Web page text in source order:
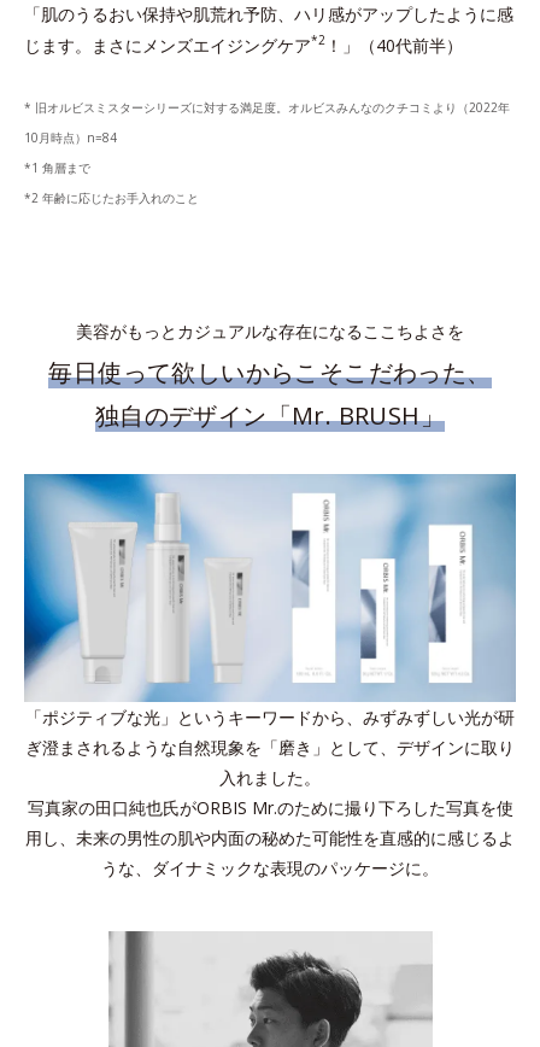
「肌のうるおい保持や肌荒れ予防、ハリ感がアップしたように感
じます。まさにメンズエイジングケア*2 ！」（40代前半）
* 旧オルビスミスターシリーズに対する満足度。オルビスみんなのクチコミより（2022年
10月時点）n=84
*1 角層まで
*2 年齢に応じたお手入れのこと
美容がもっとカジュアルな存在になるここちよさを
毎日使って欲しいからこそこだわった、
独自のデザイン「Mr. BRUSH」
「ポジティブな光」というキーワードから、みずみずしい光が研
ぎ澄まされるような自然現象を「磨き」として、デザインに取り
入れました。
写真家の田口純也氏がORBIS Mr.のために撮り下ろした写真を使
用し、未来の男性の肌や内面の秘めた可能性を直感的に感じるよ
うな、ダイナミックな表現のパッケージに。